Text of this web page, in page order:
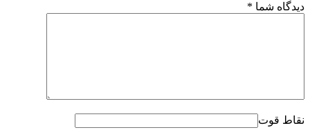
دیدگاه شما *
نقاط قوت